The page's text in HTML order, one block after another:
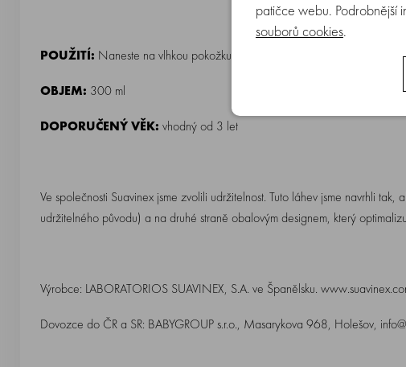
POUŽITÍ: Naneste na vlhkou pokožku a vlasy a masírujte, dokud se
OBJEM: 300 ml
DOPORUČENÝ VĚK: vhodný od 3 let
Ve společnosti Suavinex jsme zvolili udržitelnost. Tuto láhev jsme navrhli
udržitelného původu) a na druhé straně obalovým designem, který
Výrobce: LABORATORIOS SUAVINEX, S.A. ve Španělsku.
Dovozce do ČR a SR: BABYGROUP s.r.o., Masarykova 968, Holešov,
patičce webu. Podrobnější
souborů cookies.